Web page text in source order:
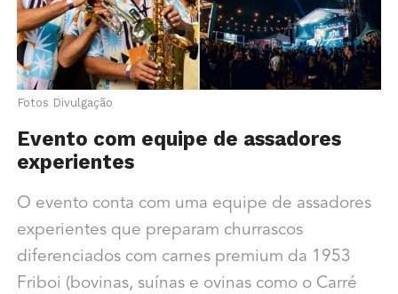
Fotos Divulgação
Evento com equipe de assadores
experientes
O evento conta com uma equipe de assadores
experientes que preparam churrascos
diferenciados com carnes premium da 1953
Friboi (bovinas, suínas e ovinas como o Carré